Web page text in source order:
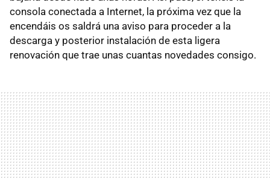
consola conectada a Internet, la próxima vez que la
encendáis os saldrá una aviso para proceder a la
descarga y posterior instalación de esta ligera
renovación que trae unas cuantas novedades consigo.